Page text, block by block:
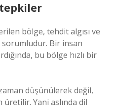
bölge, tehdit algısı ve
Bir insan
bu bölge hızlı bir
düşünülerek değil,
üretilir. Yani aslında dil